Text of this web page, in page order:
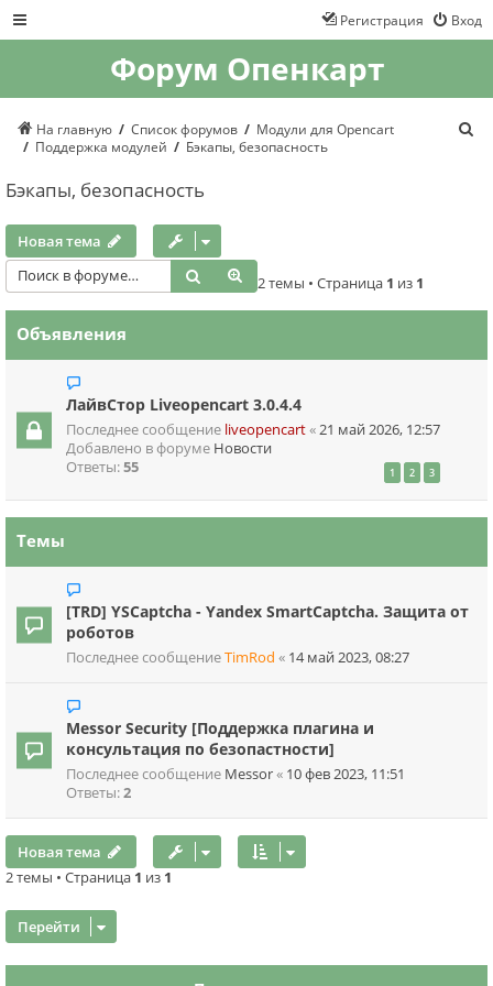
Вход
Регистрация
Форум Опенкарт
На главную Список форумов
Модули для Opencart
Поддержка модулей
Бэкапы, безопасность
Бэкапы, безопасность
Новая тема
Поиск
Расширенный поиск
2 темы • Страница 1 из 1
Объявления
ЛайвСтор Liveopencart 3.0.4.4
Последнее сообщение liveopencart«21 май 2026, 12:57
Добавлено в форуме Новости
Ответы:55 1 2 3
Темы
[TRD] YSCaptcha - Yandex SmartCaptcha. Защита от
роботов
Последнее сообщениеTimRod « 14 май 2023, 08:27
Messor Security [Поддержка плагина и
консультация по безопастности]
Последнее сообщение Messor« 10 фев 2023, 11:51
Ответы:2
Новая тема
2 темы • Страница 1 из 1
Перейти